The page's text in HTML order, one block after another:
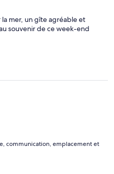
mer, un gîte agréable et
souvenir de ce week-end
communication, emplacement et